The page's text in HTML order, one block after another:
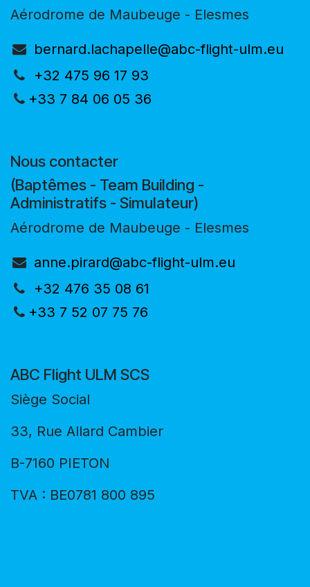
Aérodrome de Maubeuge - Elesmes
bernard.lachapelle@abc-flight-ulm.eu
+32 475 96 17 93
+33 7 84 06 05 36
Nous contacter
(Baptêmes - Team Building -
Administratifs - Simulateur)
Aérodrome de Maubeuge - Elesmes
anne.pirard@abc-flight-ulm.eu
+32 476 35 08 61
+33 7 52 07 75 76
ABC Flight ULM SCS
Siège Social
33, Rue Allard Cambier
B-7160 PIETON
TVA : BE0781 800 895